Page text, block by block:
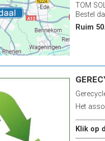
TOM
Bestel
Ruim
Het
Klik op